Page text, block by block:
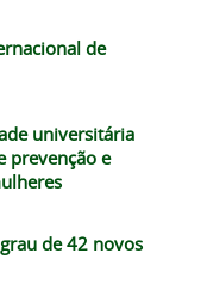
de
universitária
prevenção e
de 42 novos